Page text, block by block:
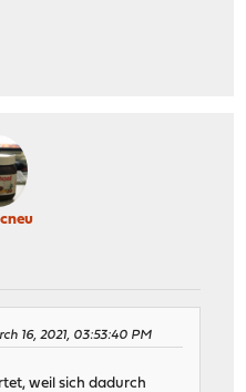
16, 2021, 03:53:40 PM
weil sich dadurch